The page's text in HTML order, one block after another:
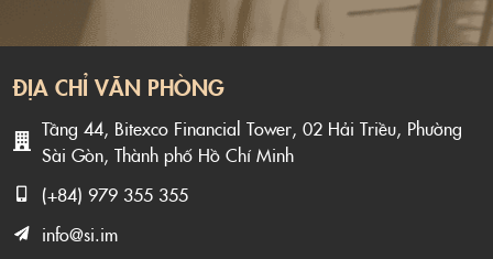
ĐỊA CHỈ VĂN PHÒNG
Tầng 44, Bitexco Financial Tower, 02 Hải Triều, Phường
Sài Gòn, Thành phố Hồ Chí Minh
(+84) 979 355 355
info@si.im